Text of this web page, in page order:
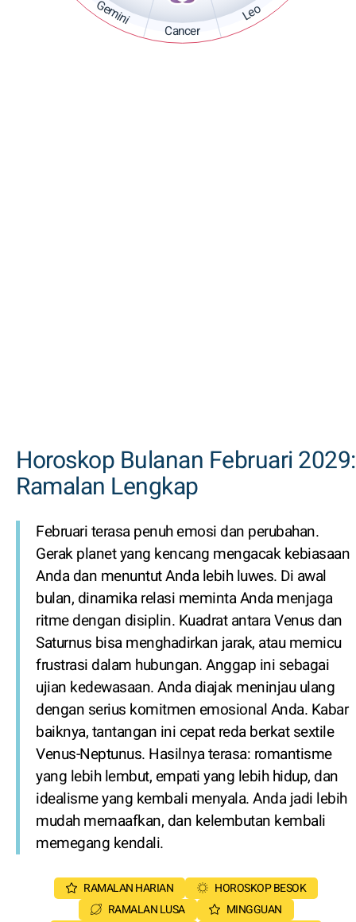
Horoskop Bulanan Februari 2029:
Ramalan Lengkap
Februari terasa penuh emosi dan perubahan.
Gerak planet yang kencang mengacak kebiasaan
Anda dan menuntut Anda lebih luwes. Di awal
bulan, dinamika relasi meminta Anda menjaga
ritme dengan disiplin. Kuadrat antara Venus dan
Saturnus bisa menghadirkan jarak, atau memicu
frustrasi dalam hubungan. Anggap ini sebagai
ujian kedewasaan. Anda diajak meninjau ulang
dengan serius komitmen emosional Anda. Kabar
baiknya, tantangan ini cepat reda berkat sextile
Venus-Neptunus. Hasilnya terasa: romantisme
yang lebih lembut, empati yang lebih hidup, dan
idealisme yang kembali menyala. Anda jadi lebih
mudah memaafkan, dan kelembutan kembali
memegang kendali.
RAMALAN HARIAN
HOROSKOP BESOK
RAMALAN LUSA
MINGGUAN
Gemini
Cancer
Leo